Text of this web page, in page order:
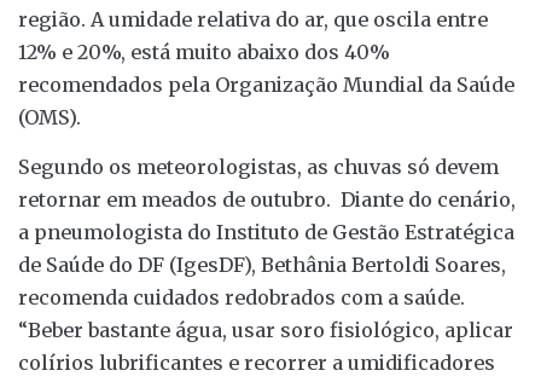
região. A umidade relativa do ar, que oscila entre
12% e 20%, está muito abaixo dos 40%
recomendados pela Organização Mundial da Saúde
(OMS).
Segundo os meteorologistas, as chuvas só devem
retornar em meados de outubro. Diante do cenário,
a pneumologista do Instituto de Gestão Estratégica
de Saúde do DF (IgesDF), Bethânia Bertoldi Soares,
recomenda cuidados redobrados com a saúde.
“Beber bastante água, usar soro fisiológico, aplicar
colírios lubrificantes e recorrer a umidificadores